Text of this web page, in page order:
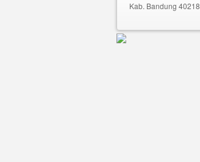
Kab. Bandung 40218